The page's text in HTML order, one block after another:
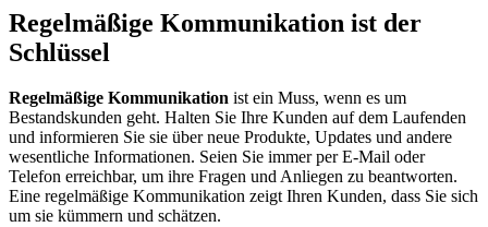
Regelmäßige Kommunikation ist der
Schlüssel
Regelmäßige Kommunikation ist ein Muss, wenn es um
Bestandskunden geht. Halten Sie Ihre Kunden auf dem Laufenden
und informieren Sie sie über neue Produkte, Updates und andere
wesentliche Informationen. Seien Sie immer per E-Mail oder
Telefon erreichbar, um ihre Fragen und Anliegen zu beantworten.
Eine regelmäßige Kommunikation zeigt Ihren Kunden, dass Sie sich
um sie kümmern und schätzen.